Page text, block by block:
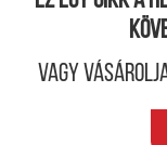
Vagy